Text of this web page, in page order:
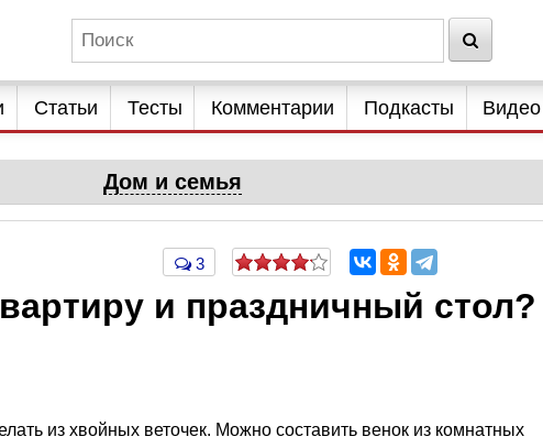
Статьи Тесты Комментарии Подкасты Видео
Дом и семья
3
и праздничный стол?
из хвойных веточек. Можно составить венок из комнатных